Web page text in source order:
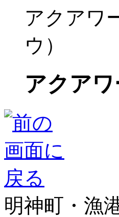
アクアワ
ウ）
アクア
明神町・漁